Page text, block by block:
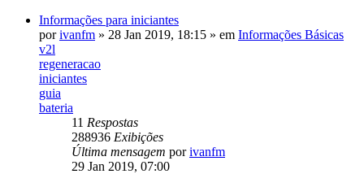
Informações para iniciantes
porivanfm » 28 Jan 2019, 18:15 » em Informações Básicas
v2l
regeneracao
iniciantes
guia
bateria
11 Respostas
288936 Exibições
Última mensagem porivanfm
29 Jan 2019, 07:00